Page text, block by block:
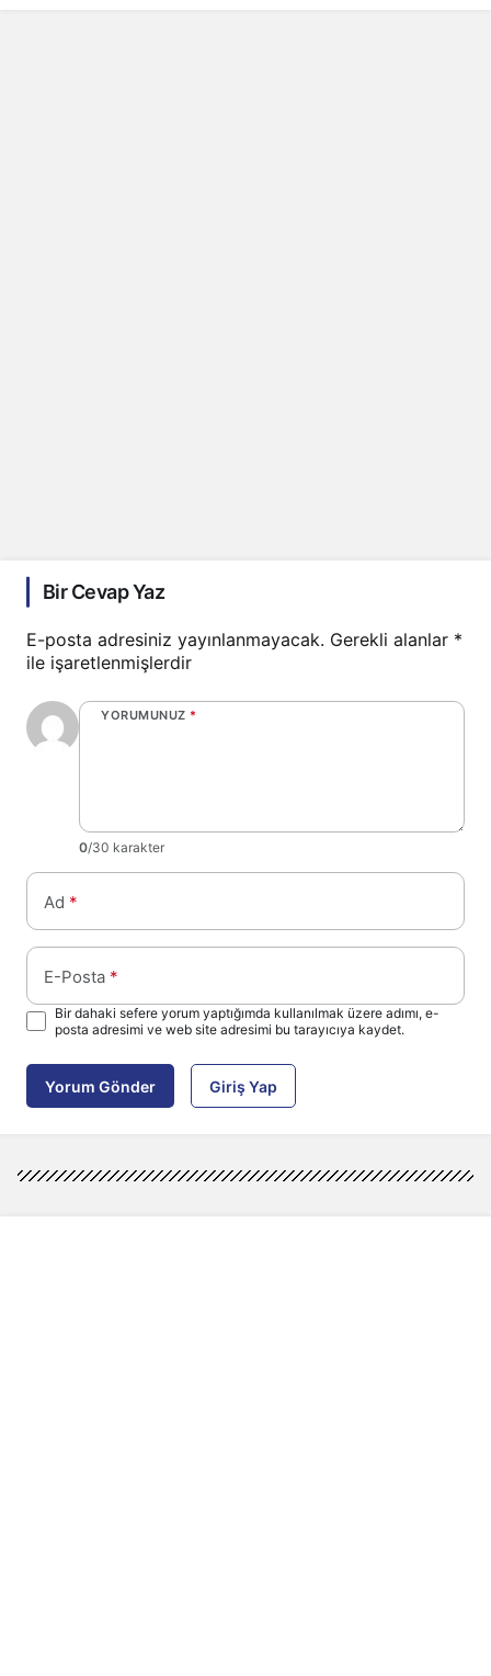
Bir Cevap Yaz
E-posta adresiniz yayınlanmayacak. Gerekli alanlar *
ile işaretlenmişlerdir
YORUMUNUZ *
0/30 karakter
Ad *
E-Posta *
Bir dahaki sefere yorum yaptığımda kullanılmak üzere adımı, e-
posta adresimi ve web site adresimi bu tarayıcıya kaydet.
Yorum Gönder Giriş Yap